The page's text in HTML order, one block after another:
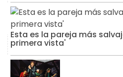
Esta es la pareja más
primera vista'